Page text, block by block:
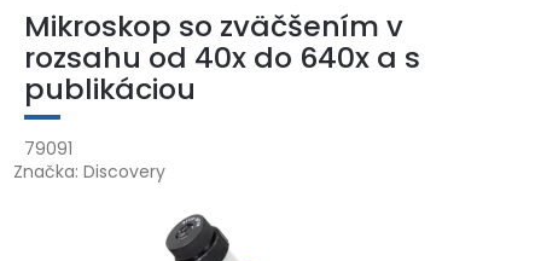
obsahMikroskop so zväčšením v
rozsahu od 40x do 640x a s
publikáciou
79091
Značka: Discovery